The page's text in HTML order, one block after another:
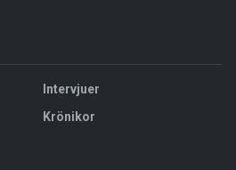
Intervjuer
Krönikor